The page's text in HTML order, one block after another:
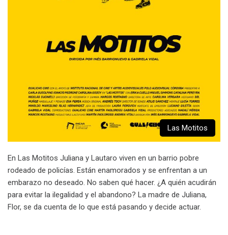
Las Motitos
En Las Motitos Juliana y Lautaro viven en un barrio pobre
rodeado de policías. Están enamorados y se enfrentan a un
embarazo no deseado. No saben qué hacer. ¿A quién acudirán
para evitar la ilegalidad y el abandono? La madre de Juliana,
Flor, se da cuenta de lo que está pasando y decide actuar.